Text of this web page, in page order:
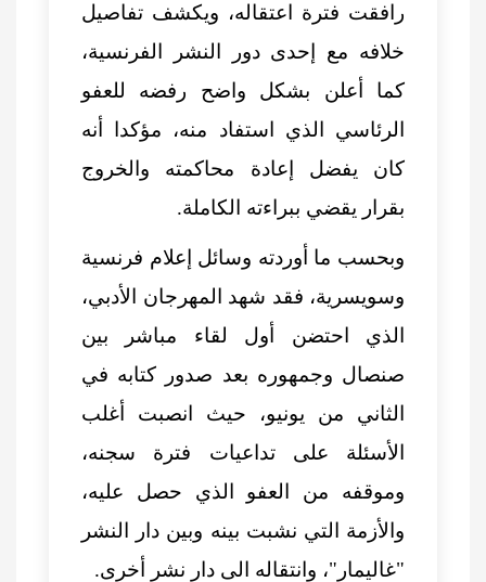
رافقت فترة اعتقاله، ويكشف تفاصيل
خلافه مع إحدى دور النشر الفرنسية،
كما أعلن بشكل واضح رفضه للعفو
الرئاسي الذي استفاد منه، مؤكدا أنه
كان يفضل إعادة محاكمته والخروج
بقرار يقضي ببراءته الكاملة.
وبحسب ما أوردته وسائل إعلام فرنسية
وسويسرية، فقد شهد المهرجان الأدبي،
الذي احتضن أول لقاء مباشر بين
صنصال وجمهوره بعد صدور كتابه في
الثاني من يونيو، حيث انصبت أغلب
الأسئلة على تداعيات فترة سجنه،
وموقفه من العفو الذي حصل عليه،
والأزمة التي نشبت بينه وبين دار النشر
"غاليمار"، وانتقاله الى دار نشر أخرى.